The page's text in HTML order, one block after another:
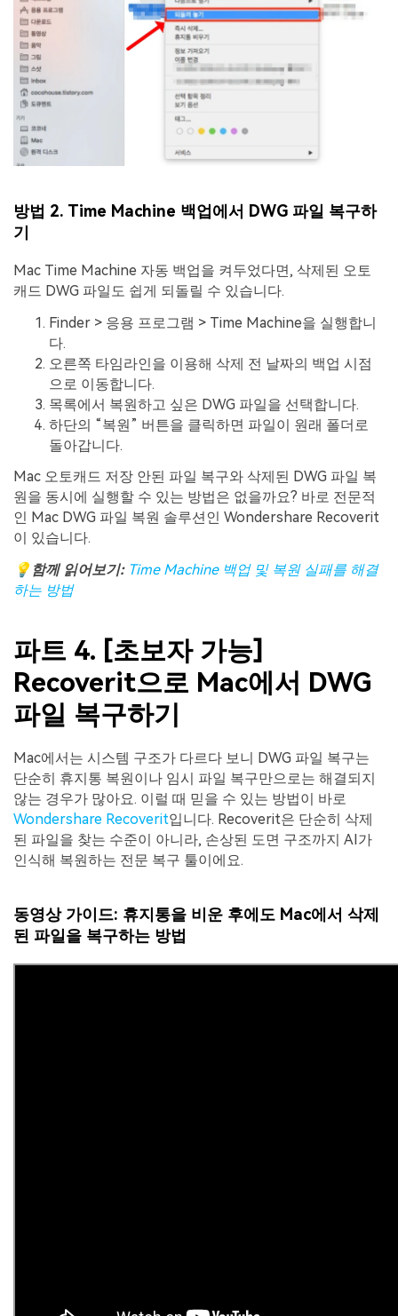
방법 2. Time Machine 백업에서 DWG 파일 복구하
기
Mac Time Machine 자동 백업을 켜두었다면, 삭제된 오토
캐드 DWG 파일도 쉽게 되돌릴 수 있습니다.
Finder > 응용 프로그램 > Time Machine을 실행합니
다.
오른쪽 타임라인을 이용해 삭제 전 날짜의 백업 시점
으로 이동합니다.
목록에서 복원하고 싶은 DWG 파일을 선택합니다.
하단의 “복원” 버튼을 클릭하면 파일이 원래 폴더로
돌아갑니다.
Mac 오토캐드 저장 안된 파일 복구와 삭제된 DWG 파일 복
원을 동시에 실행할 수 있는 방법은 없을까요? 바로 전문적
인 Mac DWG 파일 복원 솔루션인 Wondershare Recoverit
이 있습니다.
💡 함께 읽어보기:Time Machine 백업 및 복원 실패를 해결
하는 방법
파트 4. [초보자 가능]
Recoverit으로 Mac에서 DWG
파일 복구하기
Mac에서는 시스템 구조가 다르다 보니 DWG 파일 복구는
단순히 휴지통 복원이나 임시 파일 복구만으로는 해결되지
않는 경우가 많아요. 이럴 때 믿을 수 있는 방법이 바로
Wondershare Recoverit입니다. Recoverit은 단순히 삭제
된 파일을 찾는 수준이 아니라, 손상된 도면 구조까지 AI가
인식해 복원하는 전문 복구 툴이에요.
동영상 가이드: 휴지통을 비운 후에도 Mac에서 삭제
된 파일을 복구하는 방법